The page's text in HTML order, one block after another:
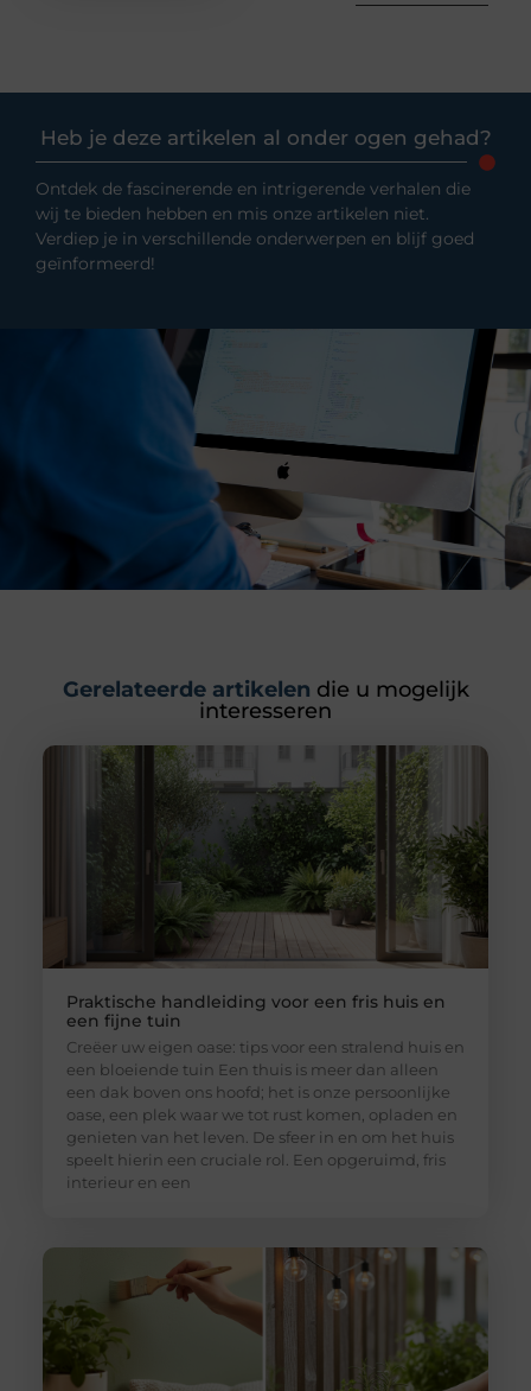
Heb je deze artikelen al onder ogen gehad?
Ontdek de fascinerende en intrigerende verhalen die
wij te bieden hebben en mis onze artikelen niet.
Verdiep je in verschillende onderwerpen en blijf goed
geïnformeerd!
Gerelateerde artikelen die u mogelijk
interesseren
Praktische handleiding voor een fris huis en
een fijne tuin
Creëer uw eigen oase: tips voor een stralend huis en
een bloeiende tuin Een thuis is meer dan alleen
een dak boven ons hoofd; het is onze persoonlijke
oase, een plek waar we tot rust komen, opladen en
genieten van het leven. De sfeer in en om het huis
speelt hierin een cruciale rol. Een opgeruimd, fris
interieur en een